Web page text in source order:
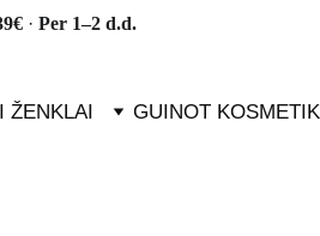
· Per 1–2 d.d.
ŽENKLAI GUINOT